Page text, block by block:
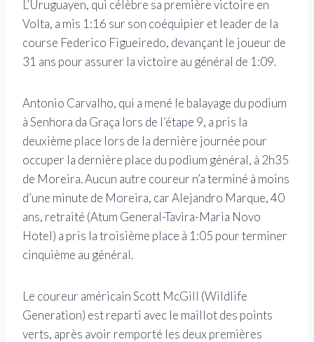
L’Uruguayen, qui célèbre sa première victoire en
Volta, a mis 1:16 sur son coéquipier et leader de la
course Federico Figueiredo, devançant le joueur de
31 ans pour assurer la victoire au général de 1:09.
Antonio Carvalho, qui a mené le balayage du podium
à Senhora da Graça lors de l’étape 9, a pris la
deuxième place lors de la dernière journée pour
occuper la dernière place du podium général, à 2h35
de Moreira. Aucun autre coureur n’a terminé à moins
d’une minute de Moreira, car Alejandro Marque, 40
ans, retraité (Atum General-Tavira-Maria Novo
Hotel) a pris la troisième place à 1:05 pour terminer
cinquième au général.
Le coureur américain Scott McGill (Wildlife
Generation) est reparti avec le maillot des points
verts, après avoir remporté les deux premières